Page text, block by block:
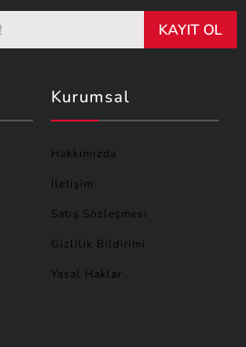
KAYIT OL
Kurumsal
Hakkımızda
İletişim
Satış Sözleşmesi
Gizlilik Bildirimi
Yasal Haklar